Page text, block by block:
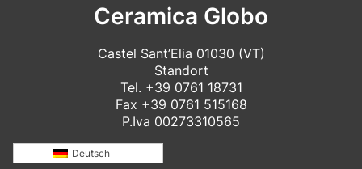
Ceramica Globo
Castel Sant’Elia 01030 (VT)
Standort
Tel. +39 0761 18731
Fax +39 0761 515168
P.Iva 00273310565
Deutsch